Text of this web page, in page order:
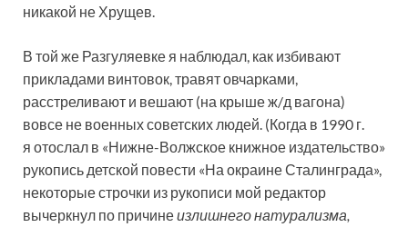
никакой не Хрущев.
В той же Разгуляевке я наблюдал, как избивают
прикладами винтовок, травят овчарками,
расстреливают и вешают (на крыше ж/д вагона)
вовсе не военных советских людей. (Когда в 1990 г.
я отослал в «Нижне-Волжское книжное издательство»
рукопись детской повести «На окраине Сталинграда»,
некоторые строчки из рукописи мой редактор
вычеркнул по причинеизлишнего натурализма,